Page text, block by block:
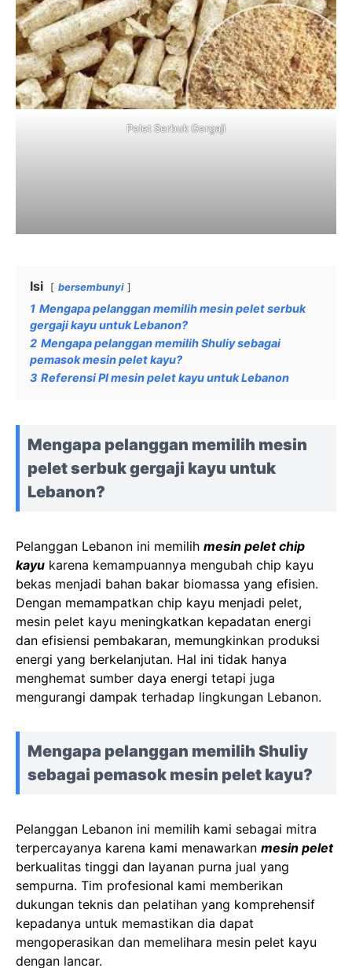
Pelet Serbuk Gergaji
Isi bersembunyi
1 Mengapa pelanggan memilih mesin pelet serbuk
gergaji kayu untuk Lebanon?
2 Mengapa pelanggan memilih Shuliy sebagai
pemasok mesin pelet kayu?
3 Referensi PI mesin pelet kayu untuk Lebanon
Mengapa pelanggan memilih mesin
pelet serbuk gergaji kayu untuk
Lebanon?
Pelanggan Lebanon ini memilih mesin pelet chip
kayu karena kemampuannya mengubah chip kayu
bekas menjadi bahan bakar biomassa yang efisien.
Dengan memampatkan chip kayu menjadi pelet,
mesin pelet kayu meningkatkan kepadatan energi
dan efisiensi pembakaran, memungkinkan produksi
energi yang berkelanjutan. Hal ini tidak hanya
menghemat sumber daya energi tetapi juga
mengurangi dampak terhadap lingkungan Lebanon.
Mengapa pelanggan memilih Shuliy
sebagai pemasok mesin pelet kayu?
Pelanggan Lebanon ini memilih kami sebagai mitra
terpercayanya karena kami menawarkan mesin pelet
berkualitas tinggi dan layanan purna jual yang
sempurna. Tim profesional kami memberikan
dukungan teknis dan pelatihan yang komprehensif
kepadanya untuk memastikan dia dapat
mengoperasikan dan memelihara mesin pelet kayu
dengan lancar.